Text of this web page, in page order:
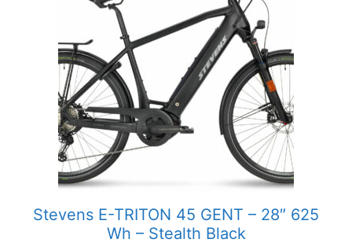
Stevens E-TRITON 45 GENT – 28″ 625
Wh – Stealth Black